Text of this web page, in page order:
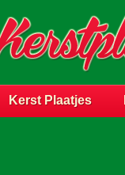
Kerst Plaatjes